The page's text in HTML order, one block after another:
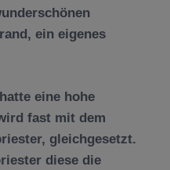
ein eigenes
eine hohe
fast mit dem
gleichgesetzt.
diese die